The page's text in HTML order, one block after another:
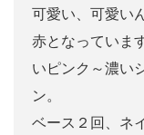
可愛い、可愛い
赤となっていま
いピンク～濃い
ン。
ベース２回、ネ